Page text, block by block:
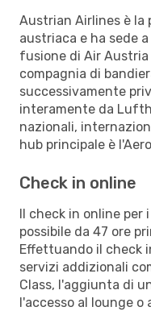
Austrian Airlines è la
austriaca e ha sede
fusione di Air
compagnia di
successivamente
interamente da
nazionali,
hub principale è
Check in online
Il check in online per
possibile da 47 ore
Effettuando il check
servizi addizionali
Class, l'aggiunta di
l'accesso al lounge o